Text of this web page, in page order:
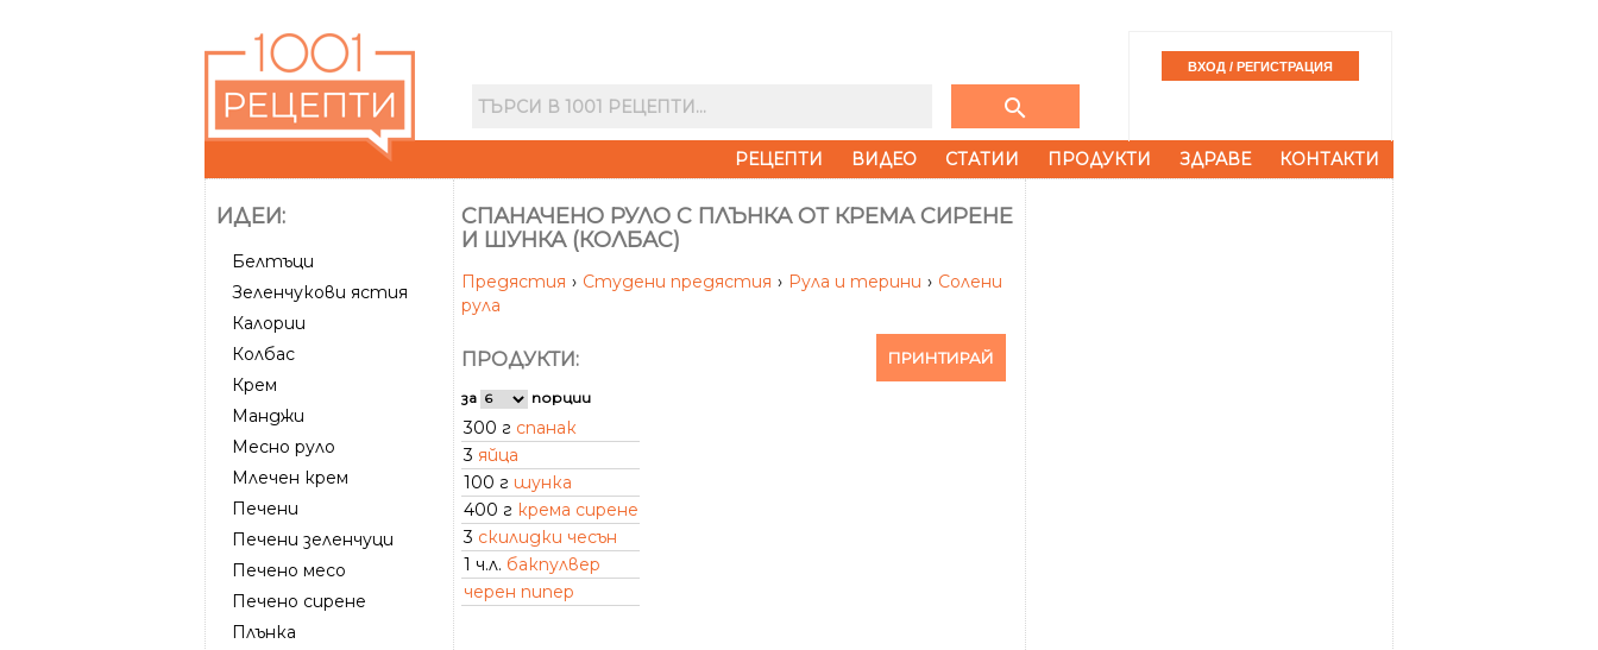
search
РЕЦЕПТИ ВИДЕО СТАТИИ ПРОДУКТИ ЗДРАВЕ КОНТАКТИ
ИДЕИ:
Белтъци
Зеленчукови ястия
Калории
Колбас
Крем
Манджи
Месно руло
Млечен крем
Печени
Печени зеленчуци
Печено месо
Печено сирене
Плънка
СПАНАЧЕНО РУЛО С ПЛЪНКА ОТ КРЕМА СИРЕНЕ
И ШУНКА (КОЛБАС)
Предястия › Студени предястия › Рула и терини › Солени
рула
ПРИНТИРАЙ
ПРОДУКТИ:
за порции
300 г спанак
3 яйца
100 г шунка
400 г крема сирене
3 скилидки чесън
1 ч.л. бакпулвер
черен пипер